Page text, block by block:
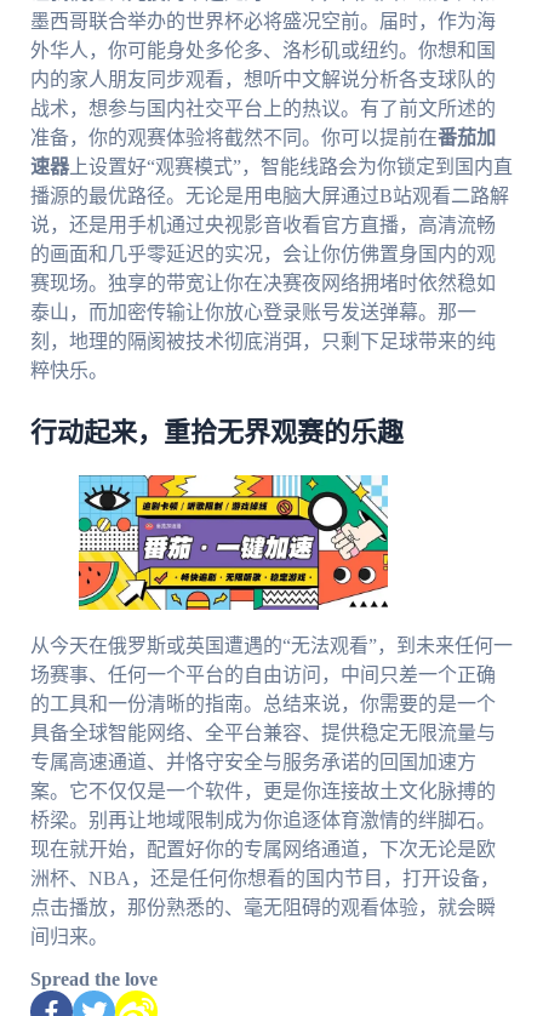
墨西哥联合举办的世界杯必将盛况空前。届时，作为海
外华人，你可能身处多伦多、洛杉矶或纽约。你想和国
内的家人朋友同步观看，想听中文解说分析各支球队的
战术，想参与国内社交平台上的热议。有了前文所述的
准备，你的观赛体验将截然不同。你可以提前在番茄加
速器上设置好“观赛模式”，智能线路会为你锁定到国内直
播源的最优路径。无论是用电脑大屏通过B站观看二路解
说，还是用手机通过央视影音收看官方直播，高清流畅
的画面和几乎零延迟的实况，会让你仿佛置身国内的观
赛现场。独享的带宽让你在决赛夜网络拥堵时依然稳如
泰山，而加密传输让你放心登录账号发送弹幕。那一
刻，地理的隔阂被技术彻底消弭，只剩下足球带来的纯
粹快乐。
行动起来，重拾无界观赛的乐趣
从今天在俄罗斯或英国遭遇的“无法观看”，到未来任何一
场赛事、任何一个平台的自由访问，中间只差一个正确
的工具和一份清晰的指南。总结来说，你需要的是一个
具备全球智能网络、全平台兼容、提供稳定无限流量与
专属高速通道、并恪守安全与服务承诺的回国加速方
案。它不仅仅是一个软件，更是你连接故土文化脉搏的
桥梁。别再让地域限制成为你追逐体育激情的绊脚石。
现在就开始，配置好你的专属网络通道，下次无论是欧
洲杯、NBA，还是任何你想看的国内节目，打开设备，
点击播放，那份熟悉的、毫无阻碍的观看体验，就会瞬
间归来。
Spread the love